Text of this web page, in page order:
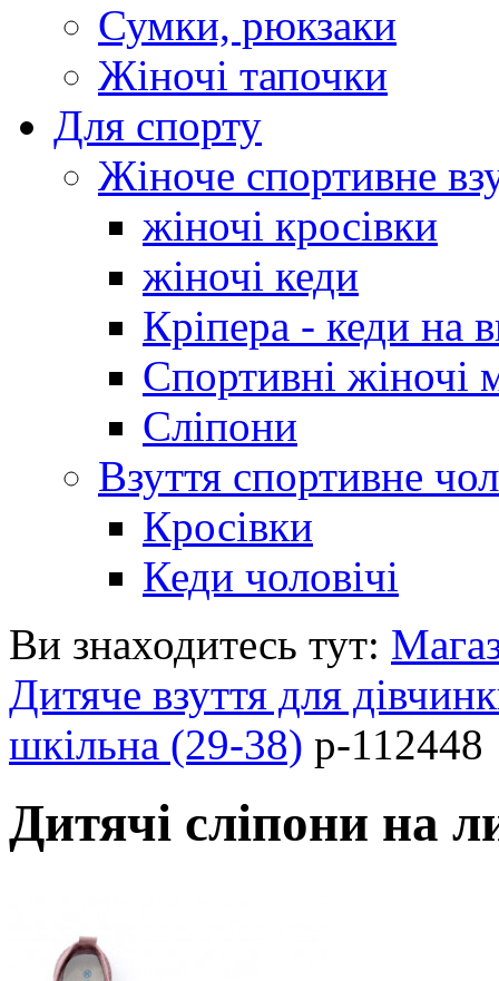
Сумки, рюкзаки
Жіночі тапочки
Для спорту
Жіноче спортивне
жіночі кросівки
жіночі кеди
Кріпера - кеди на
Спортивні жіночі
Сліпони
Взуття спортивне
Кросівки
Кеди чоловічі
Ви знаходитесь тут:
Дитяче взуття для
шкільна (29-38) p-112448
Дитячі сліпони на